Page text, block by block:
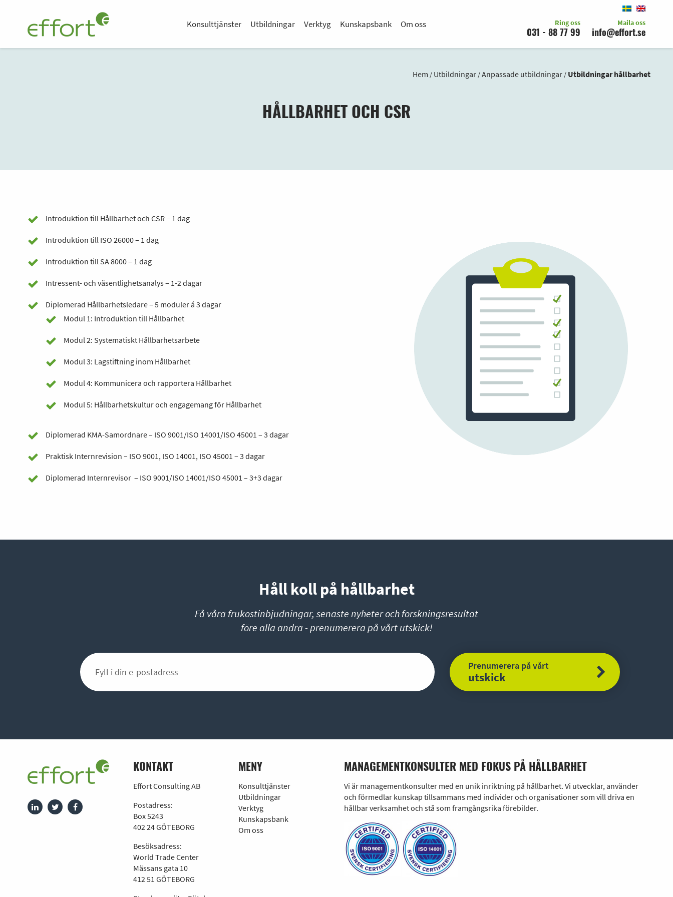
Konsulttjänster Utbildningar Verktyg Kunskapsbank Om oss Ring oss
031 - 88 77 99
Maila oss
info@effort.se
Hem / Utbildningar /Anpassade utbildningar / Utbildningar hållbarhet
HÅLLBARHET OCH CSR
Introduktion till Hållbarhet och CSR – 1 dag
Introduktion till ISO 26000 – 1 dag
Introduktion till SA 8000 – 1 dag
Intressent- och väsentlighetsanalys – 1-2 dagar
Diplomerad Hållbarhetsledare – 5 moduler á 3 dagar
Modul 1: Introduktion till Hållbarhet
Modul 2: Systematiskt Hållbarhetsarbete
Modul 3: Lagstiftning inom Hållbarhet
Modul 4: Kommunicera och rapportera Hållbarhet
Modul 5: Hållbarhetskultur och engagemang för Hållbarhet
Diplomerad KMA-Samordnare – ISO 9001/ISO 14001/ISO 45001 – 3 dagar
Praktisk Internrevision – ISO 9001, ISO 14001, ISO 45001 – 3 dagar
Diplomerad Internrevisor – ISO 9001/ISO 14001/ISO 45001 – 3+3 dagar
Håll koll på hållbarhet
Få våra frukostinbjudningar, senaste nyheter och forskningsresultat
före alla andra - prenumerera på vårt utskick!
Prenumerera på vårt
utskick
KONTAKT
Effort Consulting AB
Postadress:
Box 5243
402 24 GÖTEBORG
Besöksadress:
World Trade Center
Mässans gata 10
412 51 GÖTEBORG
MENY
Konsulttjänster
Utbildningar
Verktyg
Kunskapsbank
Om oss
MANAGEMENTKONSULTER MED FOKUS PÅ HÅLLBARHET
Vi är managementkonsulter med en unik inriktning på hållbarhet. Vi utvecklar, använder
och förmedlar kunskap tillsammans med individer och organisationer som vill driva en
hållbar verksamhet och stå som framgångsrika förebilder.